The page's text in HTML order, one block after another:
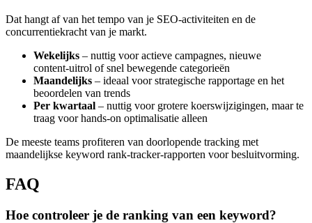
Dat hangt af van het tempo van je SEO‑activiteiten en de
concurrentiekracht van je markt.
Wekelijks – nuttig voor actieve campagnes, nieuwe
content‑uitrol of snel bewegende categorieën
Maandelijks – ideaal voor strategische rapportage en het
beoordelen van trends
Per kwartaal – nuttig voor grotere koerswijzigingen, maar te
traag voor hands‑on optimalisatie alleen
De meeste teams profiteren van doorlopende tracking met
maandelijkse keyword rank‑tracker‑rapporten voor besluitvorming.
FAQ
Hoe controleer je de ranking van een keyword?